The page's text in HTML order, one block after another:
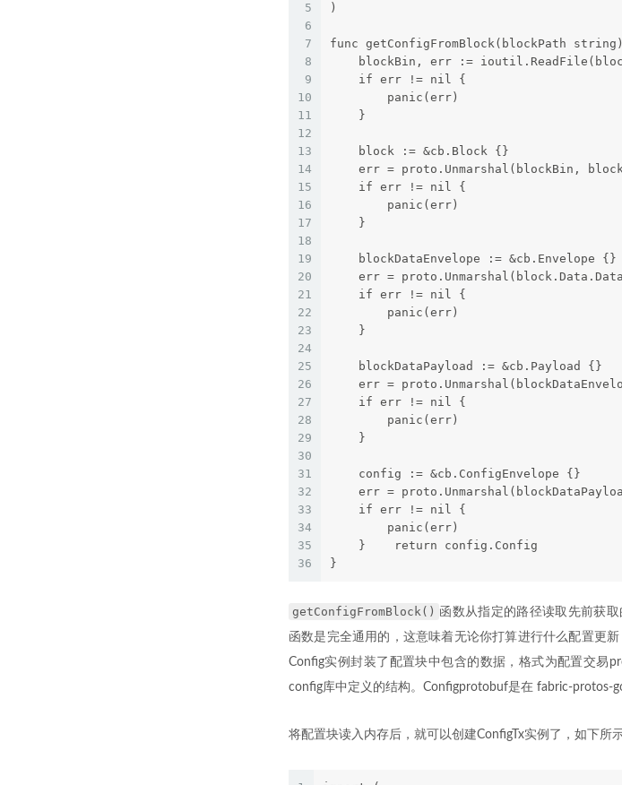
5
6
7
8
9
10
11
12
13
14
15
16
17
18
19
20
21
22
23
24
25
26
27
28
29
30
31
32
33
34
35
36
)
func getConfigFromBlock(blockPath
blockBin, err :=
    if err != nil {
        panic(err)
    }
    block := &cb.Block {}
err = proto.Unmarshal(blockBin,
    if err != nil {
        panic(err)
    }
    blockDataEnvelope := &cb.Envelope {}
err =
    if err != nil {
        panic(err)
    }
    blockDataPayload := &cb.Payload {}
err =
    if err != nil {
        panic(err)
    }
    config := &cb.ConfigEnvelope {}
err =
    if err != nil {
        panic(err)
    }    return config.Config
}
getConfigFromBlock() 函数从指定的路径读取先前获
函数是完全通用的，这意味着无论你打算进行什么配置更
Config实例封装了配置块中包含的数据，格式为配置交易
config库中定义的结构。Configprotobuf是在 fabric-protos-
将配置块读入内存后，就可以创建ConfigTx实例了，如下所示